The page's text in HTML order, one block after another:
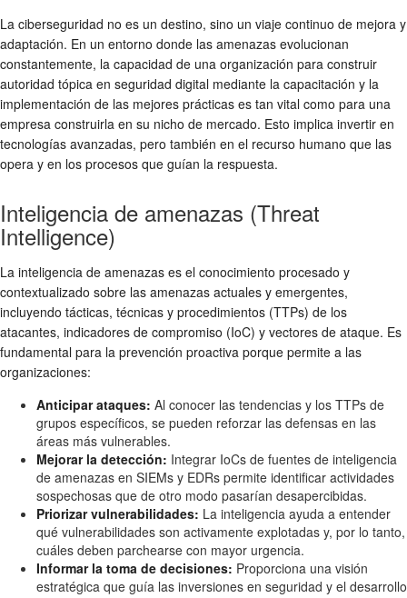
La ciberseguridad no es un destino, sino un viaje continuo de mejora y
adaptación. En un entorno donde las amenazas evolucionan
constantemente, la capacidad de una organización para construir
autoridad tópica en seguridad digital mediante la capacitación y la
implementación de las mejores prácticas es tan vital como para una
empresa construirla en su nicho de mercado. Esto implica invertir en
tecnologías avanzadas, pero también en el recurso humano que las
opera y en los procesos que guían la respuesta.
Inteligencia de amenazas (Threat
Intelligence)
La inteligencia de amenazas es el conocimiento procesado y
contextualizado sobre las amenazas actuales y emergentes,
incluyendo tácticas, técnicas y procedimientos (TTPs) de los
atacantes, indicadores de compromiso (IoC) y vectores de ataque. Es
fundamental para la prevención proactiva porque permite a las
organizaciones:
Anticipar ataques: Al conocer las tendencias y los TTPs de
grupos específicos, se pueden reforzar las defensas en las
áreas más vulnerables.
Mejorar la detección: Integrar IoCs de fuentes de inteligencia
de amenazas en SIEMs y EDRs permite identificar actividades
sospechosas que de otro modo pasarían desapercibidas.
Priorizar vulnerabilidades: La inteligencia ayuda a entender
qué vulnerabilidades son activamente explotadas y, por lo tanto,
cuáles deben parchearse con mayor urgencia.
Informar la toma de decisiones: Proporciona una visión
estratégica que guía las inversiones en seguridad y el desarrollo